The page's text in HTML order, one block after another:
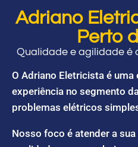
Adriano
Perto
Qualidade e agilidade é
O Adriano Eletricista é
experiência no segmento
problemas elétricos
Nosso foco é atender a